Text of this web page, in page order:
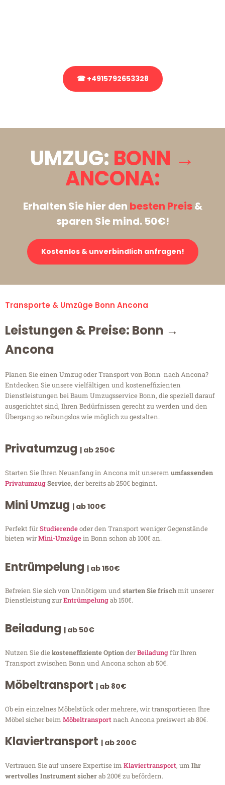
☎ +4915792653328
UMZUG: BONN →
ANCONA:
Erhalten Sie hier den besten Preis&
sparen Sie mind. 50€!
Kostenlos & unverbindlich anfragen!
Transporte & Umzüge Bonn Ancona
Leistungen & Preise: Bonn →
Ancona
Planen Sie einen Umzug oder Transport von Bonn nach Ancona?
Entdecken Sie unsere vielfältigen und kosteneffizienten
Dienstleistungen bei Baum Umzugsservice Bonn, die speziell darauf
ausgerichtet sind, Ihren Bedürfnissen gerecht zu werden und den
Übergang so reibungslos wie möglich zu gestalten.
Privatumzug | ab 250€
Starten Sie Ihren Neuanfang in Ancona mit unserem umfassenden
PrivatumzugService, der bereits ab 250€ beginnt.
Mini Umzug | ab 100€
Perfekt fürStudierendeoder den Transport weniger Gegenstände
bieten wirMini-Umzügein Bonn schon ab 100€ an.
Entrümpelung | ab 150€
Befreien Sie sich von Unnötigem undstarten Sie frischmit unserer
Dienstleistung zurEntrümpelungab 150€.
Beiladung | ab 50€
Nutzen Sie diekosteneffiziente OptionderBeiladungfür Ihren
Transport zwischen Bonn und Ancona schon ab 50€.
Möbeltransport | ab 80€
Ob ein einzelnes Möbelstück oder mehrere, wir transportieren Ihre
Möbel sicher beim Möbeltransportnach Ancona preiswert ab 80€.
Klaviertransport | ab 200€
Vertrauen Sie auf unsere Expertise im Klaviertransport, um Ihr
wertvolles Instrument sicherab 200€ zu befördern.